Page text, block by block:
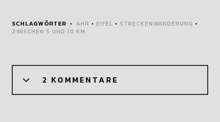
SCHLAGWÖRTER AHR • EIFEL • STRECKENWANDERUNG •
ZWISCHEN 5 UND 10 KM
2 KOMMENTARE